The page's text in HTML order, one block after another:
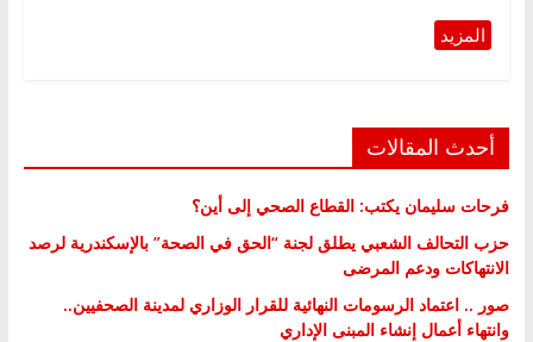
أحدث المقالات
فرحات سليمان يكتب: القطاع الصحي إلى أين؟
حزب التحالف الشعبي يطلق لجنة “الحق في الصحة” بالإسكندرية لرصد
الانتهاكات ودعم المرضى
صور .. اعتماد الرسومات النهائية للقرار الوزاري لمدينة الصحفيين..
وانتهاء أعمال إنشاء المبنى الإداري